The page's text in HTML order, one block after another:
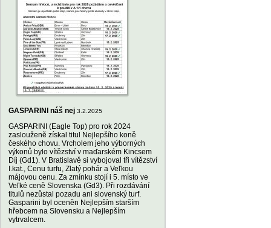
GASPARINI náš nej 3.2.2025
GASPARINI (Eagle Top) pro rok 2024
zaslouženě získal titul Nejlepšího koně
českého chovu. Vrcholem jeho výborných
výkonů bylo vítězství v maďarském Kincsem
Díj (Gd1). V Bratislavě si vybojoval tři vítězství
I.kat., Cenu turfu, Zlatý pohár a Veľkou
májovou cenu. Za zmínku stojí i 5. místo ve
Veľké ceně Slovenska (Gd3). Při rozdávání
titulů nezůstal pozadu ani slovenský turf.
Gasparini byl oceněn Nejlepším starším
hřebcem na Slovensku a Nejlepším
vytrvalcem.